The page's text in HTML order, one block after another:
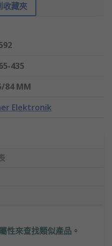
收藏夾
435
84 MM
Elektronik
性來查找類似產品。